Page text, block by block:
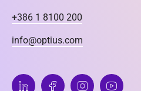
+386 1 8100 200
info@optius.com